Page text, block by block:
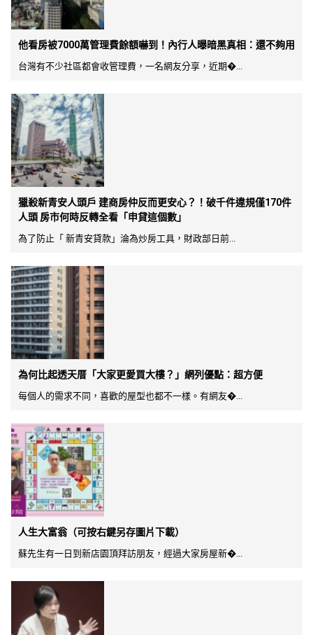
他看房被7000萬管理費餘額嚇到！內行人曝暗黑真相：還不夠用
台灣有不少社區都會收管理費，一名網友分享，近期�...
獵殺新青安人頭戶 建商房仲反而更安心？！破千件違規僅170件
人頭 房市何時反轉全看「申貸這個數」
為了防止「 新青安貸款」淪為炒房工具，財政部日前...
為何比起透天厝「大家更愛買大樓？」網列優點：超方便
每個人的需求不同，喜歡的屋型也都不一樣。有網友�...
人生大富翁（可按右鍵另存圖片下載）
蘇先生有一日到新店園頂拜訪朋友，經過大家房屋新�...